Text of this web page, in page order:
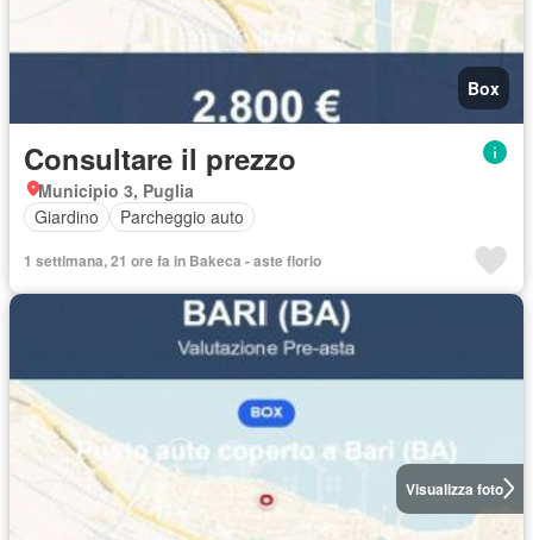
Box
Consultare il prezzo
Municipio 3, Puglia
Giardino
Parcheggio auto
1 settimana, 21 ore fa in Bakeca - aste florio
Visualizza foto